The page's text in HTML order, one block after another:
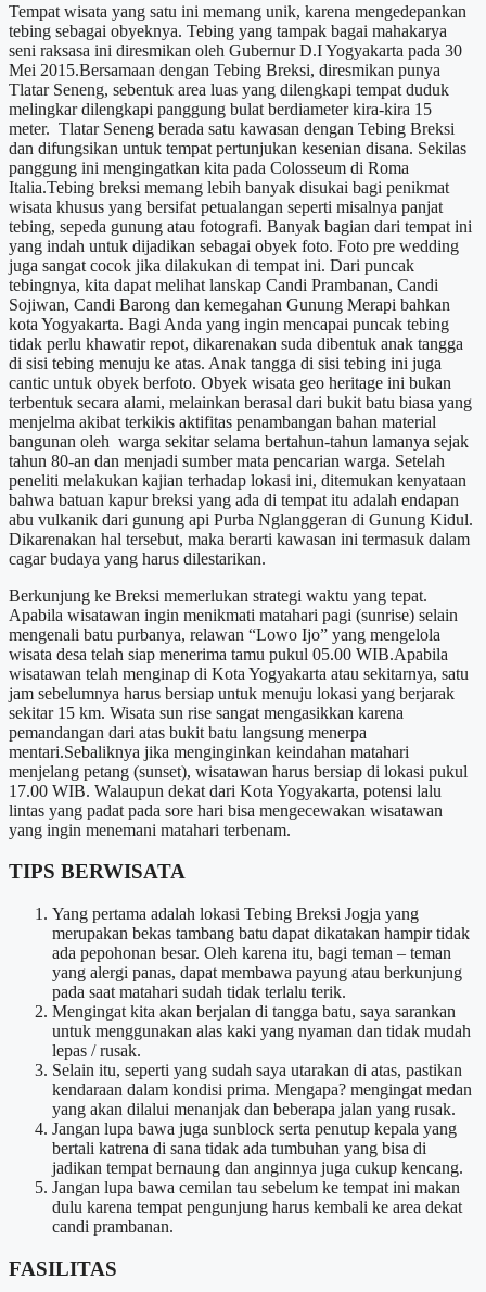
Tempat wisata yang satu ini memang unik, karena mengedepankan
tebing sebagai obyeknya. Tebing yang tampak bagai mahakarya
seni raksasa ini diresmikan oleh Gubernur D.I Yogyakarta pada 30
Mei 2015.Bersamaan dengan Tebing Breksi, diresmikan punya
Tlatar Seneng, sebentuk area luas yang dilengkapi tempat duduk
melingkar dilengkapi panggung bulat berdiameter kira-kira 15
meter. Tlatar Seneng berada satu kawasan dengan Tebing Breksi
dan difungsikan untuk tempat pertunjukan kesenian disana. Sekilas
panggung ini mengingatkan kita pada Colosseum di Roma
Italia.Tebing breksi memang lebih banyak disukai bagi penikmat
wisata khusus yang bersifat petualangan seperti misalnya panjat
tebing, sepeda gunung atau fotografi. Banyak bagian dari tempat ini
yang indah untuk dijadikan sebagai obyek foto. Foto pre wedding
juga sangat cocok jika dilakukan di tempat ini. Dari puncak
tebingnya, kita dapat melihat lanskap Candi Prambanan, Candi
Sojiwan, Candi Barong dan kemegahan Gunung Merapi bahkan
kota Yogyakarta. Bagi Anda yang ingin mencapai puncak tebing
tidak perlu khawatir repot, dikarenakan suda dibentuk anak tangga
di sisi tebing menuju ke atas. Anak tangga di sisi tebing ini juga
cantic untuk obyek berfoto. Obyek wisata geo heritage ini bukan
terbentuk secara alami, melainkan berasal dari bukit batu biasa yang
menjelma akibat terkikis aktifitas penambangan bahan material
bangunan oleh warga sekitar selama bertahun-tahun lamanya sejak
tahun 80-an dan menjadi sumber mata pencarian warga. Setelah
peneliti melakukan kajian terhadap lokasi ini, ditemukan kenyataan
bahwa batuan kapur breksi yang ada di tempat itu adalah endapan
abu vulkanik dari gunung api Purba Nglanggeran di Gunung Kidul.
Dikarenakan hal tersebut, maka berarti kawasan ini termasuk dalam
cagar budaya yang harus dilestarikan.
Berkunjung ke Breksi memerlukan strategi waktu yang tepat.
Apabila wisatawan ingin menikmati matahari pagi (sunrise) selain
mengenali batu purbanya, relawan “Lowo Ijo” yang mengelola
wisata desa telah siap menerima tamu pukul 05.00 WIB.Apabila
wisatawan telah menginap di Kota Yogyakarta atau sekitarnya, satu
jam sebelumnya harus bersiap untuk menuju lokasi yang berjarak
sekitar 15 km. Wisata sun rise sangat mengasikkan karena
pemandangan dari atas bukit batu langsung menerpa
mentari.Sebaliknya jika menginginkan keindahan matahari
menjelang petang (sunset), wisatawan harus bersiap di lokasi pukul
17.00 WIB. Walaupun dekat dari Kota Yogyakarta, potensi lalu
lintas yang padat pada sore hari bisa mengecewakan wisatawan
yang ingin menemani matahari terbenam.
TIPS BERWISATA
Yang pertama adalah lokasi Tebing Breksi Jogja yang
merupakan bekas tambang batu dapat dikatakan hampir tidak
ada pepohonan besar. Oleh karena itu, bagi teman – teman
yang alergi panas, dapat membawa payung atau berkunjung
pada saat matahari sudah tidak terlalu terik.
Mengingat kita akan berjalan di tangga batu, saya sarankan
untuk menggunakan alas kaki yang nyaman dan tidak mudah
lepas / rusak.
Selain itu, seperti yang sudah saya utarakan di atas, pastikan
kendaraan dalam kondisi prima. Mengapa? mengingat medan
yang akan dilalui menanjak dan beberapa jalan yang rusak.
Jangan lupa bawa juga sunblock serta penutup kepala yang
bertali katrena di sana tidak ada tumbuhan yang bisa di
jadikan tempat bernaung dan anginnya juga cukup kencang.
Jangan lupa bawa cemilan tau sebelum ke tempat ini makan
dulu karena tempat pengunjung harus kembali ke area dekat
candi prambanan.
FASILITAS